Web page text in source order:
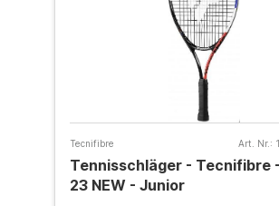
Tecnifibre Art. Nr.:
Tennisschläger - Tecnifibre
23 NEW - Junior